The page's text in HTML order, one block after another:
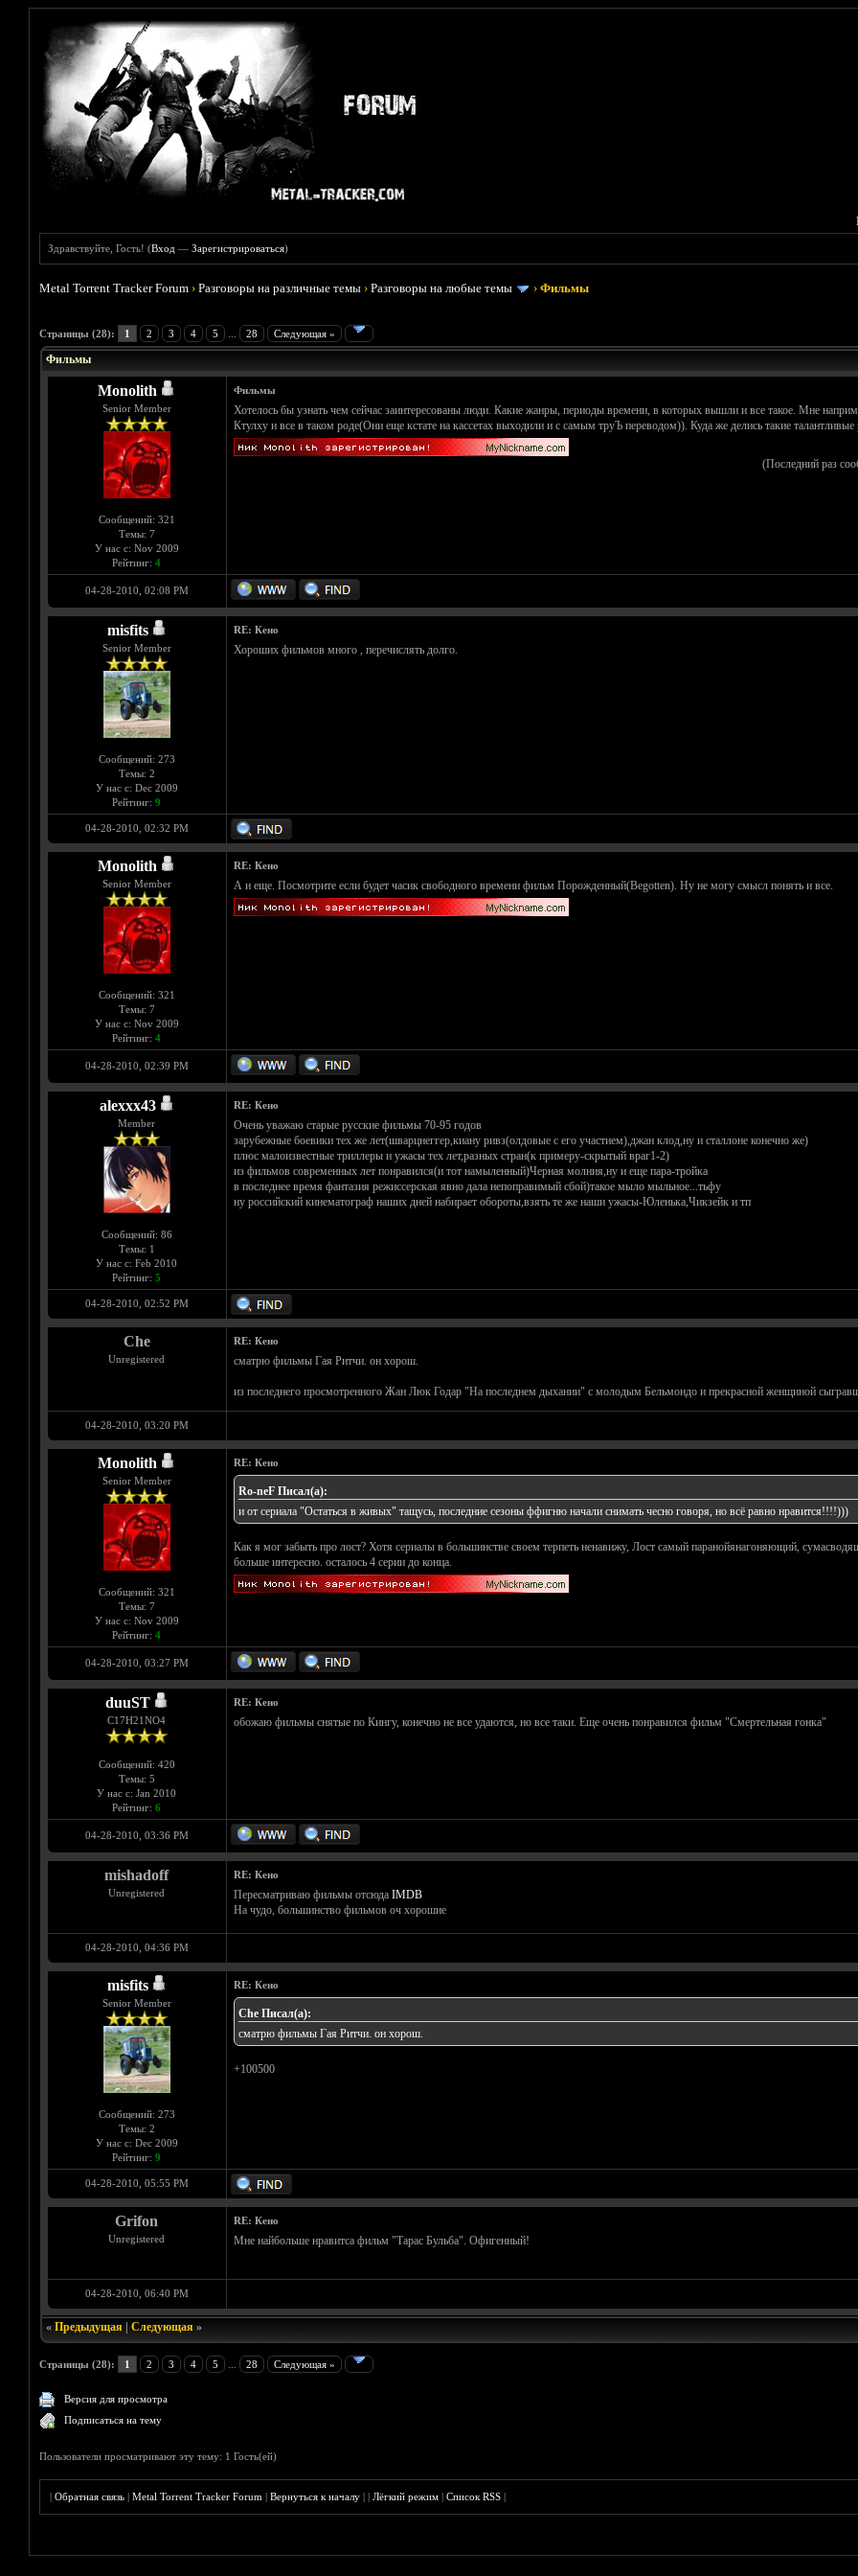
Здравствуйте, Гость! (Вход —Зарегистрироваться)
Metal Torrent Tracker Forum ›Разговоры на различные темы ›Разговоры на любые темы ›Фильмы
Страницы (28): 1 2 3 4 5 28 Следующая »
Голосов: 4 - Средняя оценка: 3.75
1
2
3
4
5
Фильмы
Monolith
Senior Member
Сообщений: 321
Темы: 7
У нас с: Nov 2009
Рейтинг: 4
Фильмы
Хотелось бы узнать чем сейчас заинтересованы люди. Какие жанры, периоды времени, в которых вышли и все такое. Мне
Ктулху и все в таком роде(Они еще кстате на кассетах выходили и с самым труЪ переводом)). Куда же делись такие
(Последний раз
04-28-2010, 02:08 PM
misfits
Senior Member
Сообщений: 273
Темы: 2
У нас с: Dec 2009
Рейтинг: 9
RE: Кено
Хороших фильмов много , перечислять долго.
04-28-2010, 02:32 PM
Monolith
Senior Member
Сообщений: 321
Темы: 7
У нас с: Nov 2009
Рейтинг: 4
RE: Кено
А и еще. Посмотрите если будет часик свободного времени фильм Порожденный(Begotten). Ну не могу смысл понять и все.
04-28-2010, 02:39 PM
alexxx43
Member
Сообщений: 86
Темы: 1
У нас с: Feb 2010
Рейтинг: 5
RE: Кено
Очень уважаю старые русские фильмы 70-95 годов
зарубежные боевики тех же лет(шварцнеггер,киану ривз(олдовые с его участием),джан клод,ну и сталлоне конечно же)
плюс малоизвестные триллеры и ужасы тех лет,разных стран(к примеру-скрытый враг1-2)
из фильмов современных лет понравился(и тот намыленный)Черная молния,ну и еще пара-тройка
в последнее время фантазия режиссерская явно дала непоправимый сбой)такое мыло мыльное...тьфу
ну российский кинематограф наших дней набирает обороты,взять те же наши ужасы-Юленька,Чикзейк и тп
04-28-2010, 02:52 PM
Che
Unregistered
RE: Кено
сматрю фильмы Гая Ритчи. он хорош.
из последнего просмотренного Жан Люк Годар "На последнем дыхании" с молодым Бельмондо и прекрасной женщиной
04-28-2010, 03:20 PM
Monolith
Senior Member
Сообщений: 321
Темы: 7
У нас с: Nov 2009
Рейтинг: 4
RE: Кено
Ro-neF Писал(а):
и от сериала "Остаться в живых" тащусь, последние сезоны ффигню начали снимать чесно говоря, но всё равно нравится!!!!)))
Как я мог забыть про лост? Хотя сериалы в большинстве своем терпеть ненавижу, Лост самый паранойянагоняющий,
больше интересно. осталось 4 серии до конца.
04-28-2010, 03:27 PM
duuST
С17H21NO4
Сообщений: 420
Темы: 5
У нас с: Jan 2010
Рейтинг: 6
RE: Кено
обожаю фильмы снятые по Кингу, конечно не все удаются, но все таки. Еще очень понравился фильм "Смертельная гонка"
04-28-2010, 03:36 PM
mishadoff
Unregistered
RE: Кено
Пересматриваю фильмы отсюда IMDB
На чудо, большинство фильмов оч хорошие
04-28-2010, 04:36 PM
misfits
Senior Member
Сообщений: 273
Темы: 2
У нас с: Dec 2009
Рейтинг: 9
RE: Кено
Che Писал(а):
сматрю фильмы Гая Ритчи. он хорош.
+100500
04-28-2010, 05:55 PM
Grifon
Unregistered
RE: Кено
Мне найбольше нравитса фильм "Тарас Бульба". Офигенный!
04-28-2010, 06:40 PM
« Предыдущая| Следующая»
Страницы (28): 1 2 3 4 5 28 Следующая »
Версия для просмотра
Подписаться на тему
Пользователи просматривают эту тему: 1 Гость(ей)
|Обратная связь |Metal Torrent Tracker Forum |Вернуться к началу ||Лёгкий режим |Список RSS |